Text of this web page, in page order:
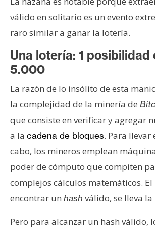
válido en solitario es un evento
raro similar a ganar la lotería.
Una lotería: 1 posibilidad
5.000
La razón de lo insólito de esta
la complejidad de la minería de
que consiste en verificar y agregar
a la cadena de bloques. Para llevar
cabo, los mineros emplean
poder de cómputo que compiten
complejos cálculos matemáticos.
encontrar un hash válido, se lleva
Pero para alcanzar un hash válido,